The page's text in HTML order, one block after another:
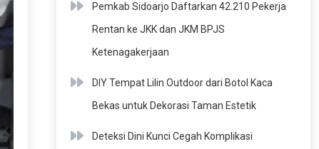
Pemkab Sidoarjo Daftarkan 42.210 Pekerja
Rentan ke JKK dan JKM BPJS
Ketenagakerjaan
DIY Tempat Lilin Outdoor dari Botol Kaca
Bekas untuk Dekorasi Taman Estetik
Deteksi Dini Kunci Cegah Komplikasi